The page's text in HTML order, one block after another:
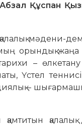
Құспан
мәдени-
орындық жаңа
–
Үстел
–